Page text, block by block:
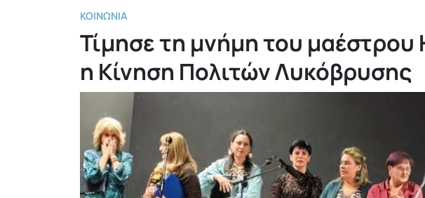
ΚΟΙΝΩΝΊΑ
Τίμησε τη μνήμη του μαέστρου
η Κίνηση Πολιτών Λυκόβρυσης